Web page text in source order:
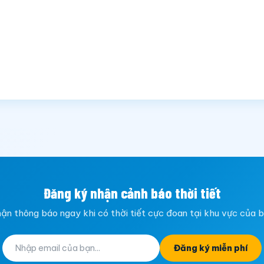
Đăng ký nhận cảnh báo thời tiết
thông báo ngay khi có thời tiết cực đoan tại khu vực của
Đăng ký miễn phí